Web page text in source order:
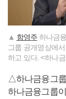
▲ 함영주 하나금
그룹 공개영상에
하고 있다. <하나
△하나금융그룹
하나금융그룹